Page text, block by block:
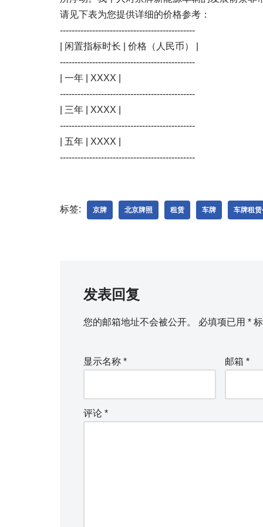
请见下表为您提供详细的价格参考：
----------------------------------------------
| 闲置指标时长 | 价格（人民币） |
----------------------------------------------
| 一年 | XXXX |
----------------------------------------------
| 三年 | XXXX |
----------------------------------------------
| 五年 | XXXX |
----------------------------------------------
标签: 京牌 北京牌照 租赁 车牌 车牌租
发表回复
您的邮箱地址不会被公开。 必填项已用 *
显示名称 * 邮箱*
评论 *